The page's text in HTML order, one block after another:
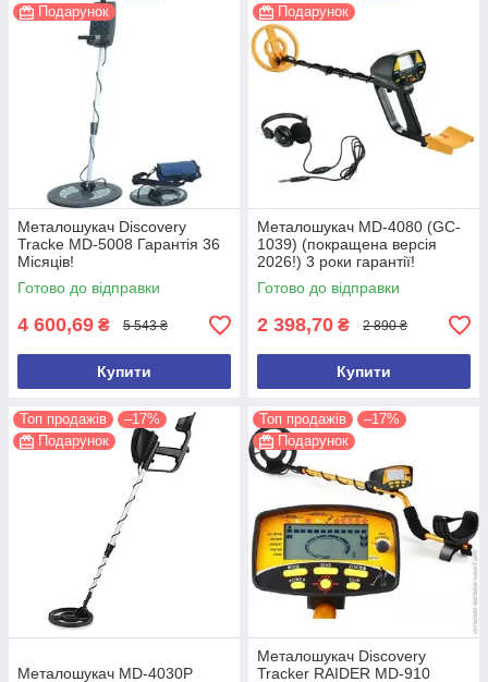
Подарунок
Металошукач Discovery
Tracke MD-5008 Гарантія 36
Місяців!
Готово до відправки
4 600,69 ₴ 5 543 ₴
Купити
Подарунок
Металошукач MD-4080 (GC-
1039) (покращена версія
2026!) 3 роки гарантії!
Готово до відправки
2 398,70 ₴ 2 890 ₴
Купити
Топ продажів
–17%
Подарунок
Металошукач MD-4030P
Топ продажів
–17%
Подарунок
Металошукач Discovery
Tracker RAIDER MD-910